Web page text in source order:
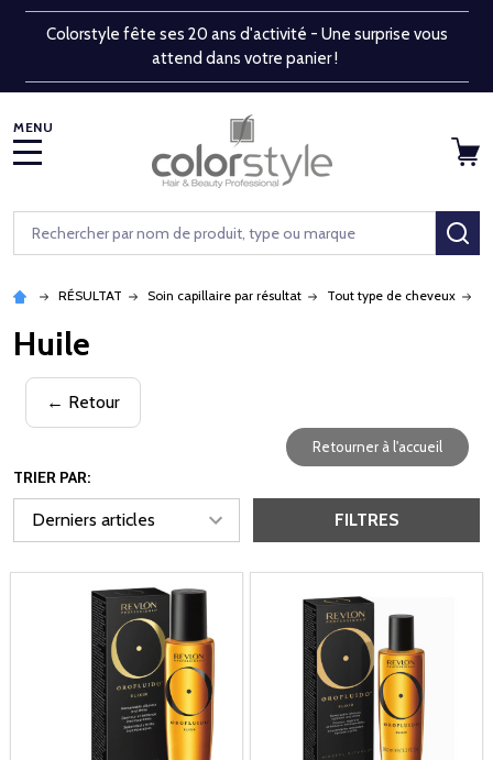
Colorstyle fête ses 20 ans d'activité - Une surprise vous
attend dans votre panier !
Rechercher
RÉSULTAT Soin capillaire par résultat Tout type de cheveux
Huile
← Retour
Retourner à l'accueil
TRIER PAR:
FILTRES